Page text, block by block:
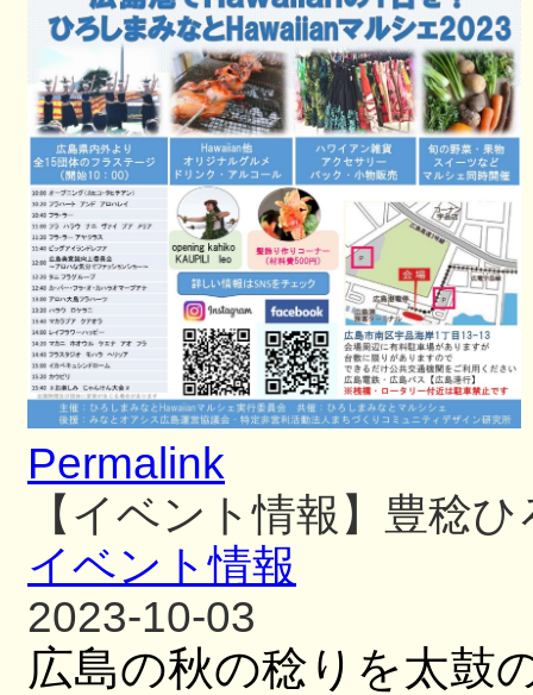
Permalink
【イベント情報】豊稔
イベント情報
2023-10-03
広島の秋の稔りを太鼓